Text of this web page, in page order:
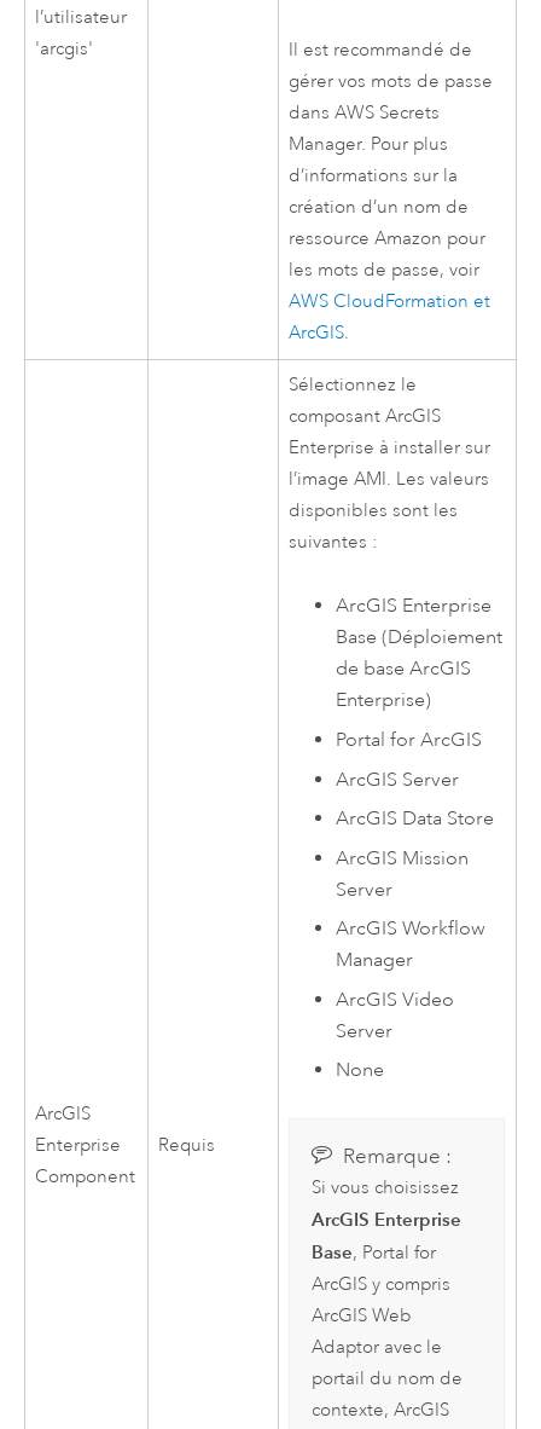
l’utilisateur
'arcgis'
Il est recommandé de
gérer vos mots de passe
dansAWS Secrets
Manager. Pour plus
d’informations sur la
création d’un nom de
ressourceAmazon pour
les mots de passe, voir
AWS CloudFormation et
ArcGIS.
ArcGIS
Enterprise
Component
Requis
Sélectionnez le
composantArcGIS
Enterprise à installer sur
l’imageAMI. Les valeurs
disponibles sont les
suivantes :
ArcGIS Enterprise
Base (Déploiement
de base ArcGIS
Enterprise)
Portal for ArcGIS
ArcGIS Server
ArcGIS Data Store
ArcGIS Mission
Server
ArcGIS Workflow
Manager
ArcGIS Video
Server
None
Remarque :
Si vous choisissez
ArcGIS Enterprise
Base, Portal for
ArcGISy compris
ArcGIS Web
Adaptoravec le
portail du nom de
contexte, ArcGIS